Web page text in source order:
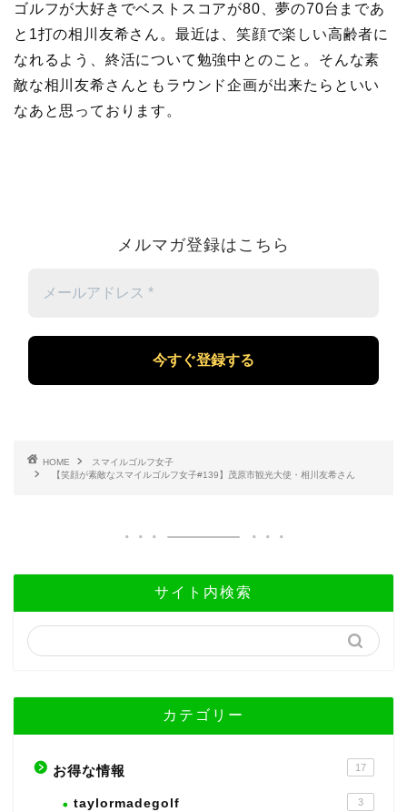
ゴルフが大好きでベストスコアが80、夢の70台まであ
と1打の相川友希さん。最近は、笑顔で楽しい高齢者に
なれるよう、終活について勉強中とのこと。そんな素
敵な相川友希さんともラウンド企画が出来たらといい
なあと思っております。
メルマガ登録はこちら
ー
ア
レ
HOME
スマイルゴルフ女子
【笑顔が素敵なスマイルゴルフ女子#139】茂原市観光大使・相川友希さん
サイト内検索
カテゴリー
お得な情報 17
taylormadegolf 3